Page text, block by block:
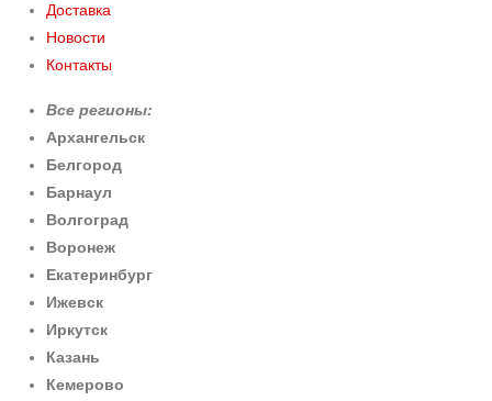
Доставка
Новости
Контакты
Все регионы:
Архангельск
Белгород
Барнаул
Волгоград
Воронеж
Екатеринбург
Ижевск
Иркутск
Казань
Кемерово